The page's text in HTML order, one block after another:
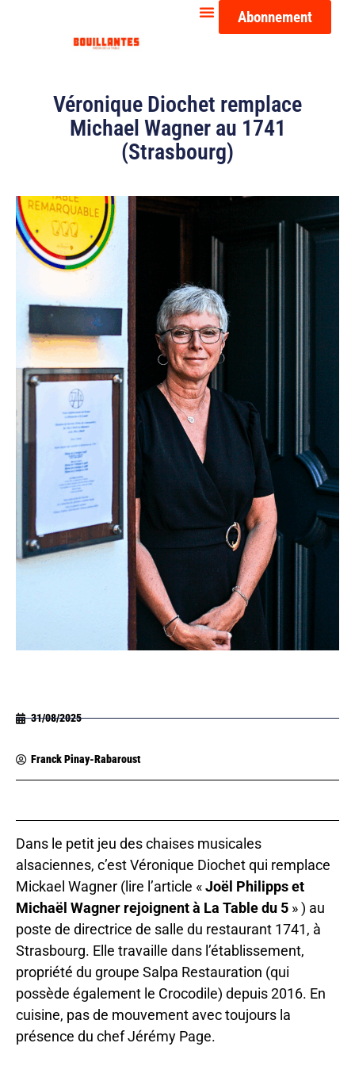
Abonnement
Véronique Diochet remplace
Michael Wagner au 1741
(Strasbourg)
31/08/2025
Franck Pinay-Rabaroust
Dans le petit jeu des chaises musicales
alsaciennes, c’est Véronique Diochet qui remplace
Mickael Wagner (lire l’article «Joël Philipps et
Michaël Wagner rejoignent à La Table du 5 » ) au
poste de directrice de salle du restaurant 1741, à
Strasbourg. Elle travaille dans l’établissement,
propriété du groupe Salpa Restauration (qui
possède également le Crocodile) depuis 2016. En
cuisine, pas de mouvement avec toujours la
présence du chef Jérémy Page.